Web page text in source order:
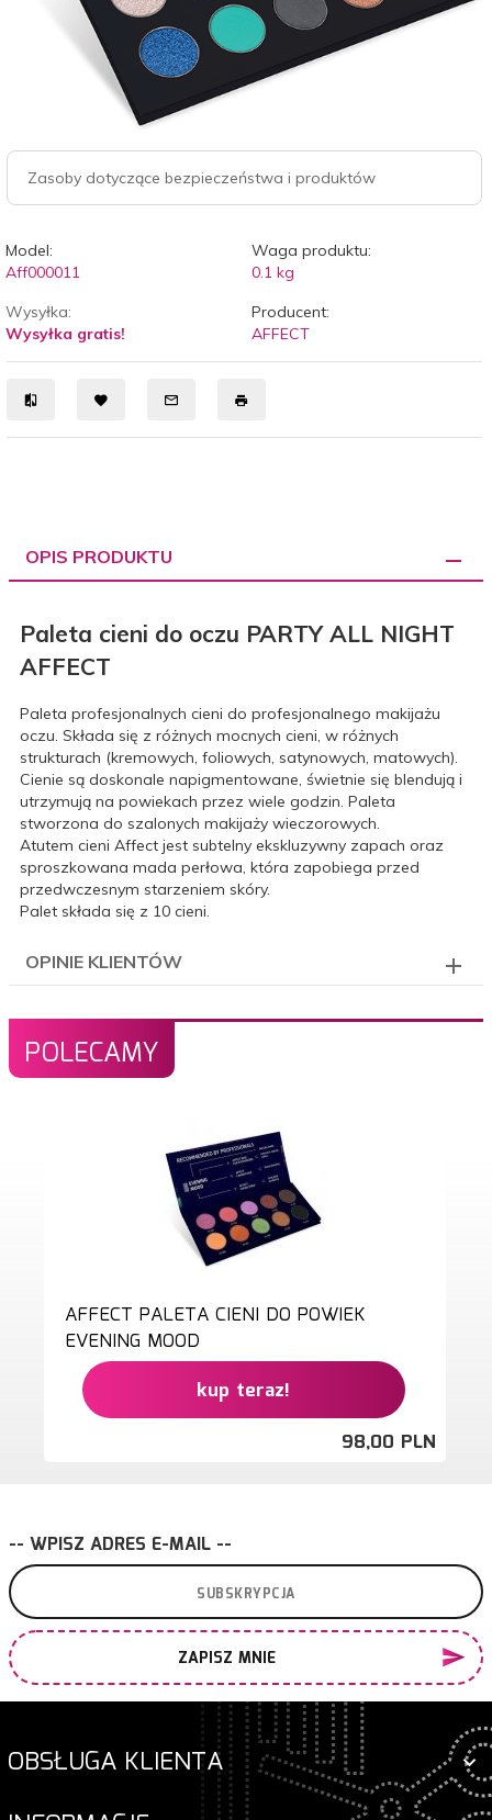
Zasoby dotyczące bezpieczeństwa i produktów
Model:
Aff000011
Waga produktu:
0.1 kg
Wysyłka:
Wysyłka gratis!
Producent:
AFFECT
OPIS PRODUKTU
Paleta cieni do oczu PARTY ALL NIGHT
AFFECT
Paleta profesjonalnych cieni do profesjonalnego makijażu
oczu. Składa się z różnych mocnych cieni, w różnych
strukturach (kremowych, foliowych, satynowych, matowych).
Cienie są doskonale napigmentowane, świetnie się blendują i
utrzymują na powiekach przez wiele godzin. Paleta
stworzona do szalonych makijaży wieczorowych.
Atutem cieni Affect jest subtelny ekskluzywny zapach oraz
sproszkowana mada perłowa, która zapobiega przed
przedwczesnym starzeniem skóry.
Palet składa się z 10 cieni.
OPINIE KLIENTÓW
POLECAMY
AFFECT PALETA CIENI DO POWIEK
EVENING MOOD
kup teraz!
98,00 PLN
-- WPISZ ADRES E-MAIL --
ZAPISZ MNIE
OBSŁUGA KLIENTA